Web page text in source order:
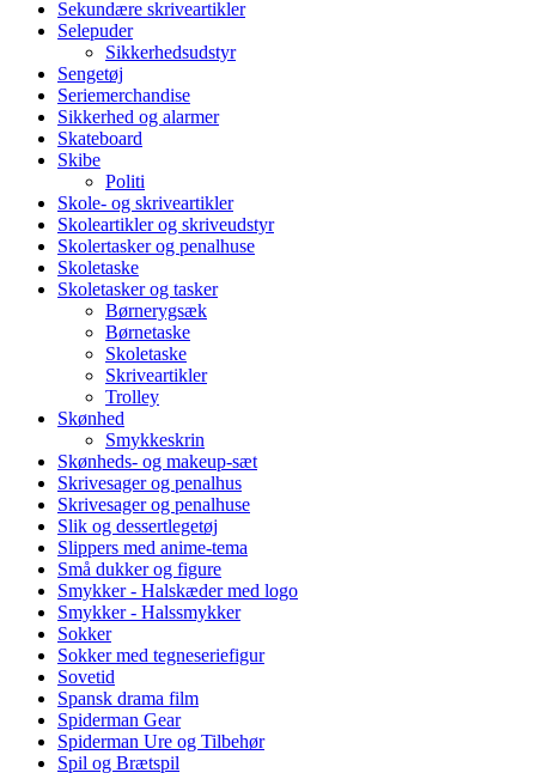
Sekundære skriveartikler
Selepuder
Sikkerhedsudstyr
Sengetøj
Seriemerchandise
Sikkerhed og alarmer
Skateboard
Skibe
Politi
Skole- og skriveartikler
Skoleartikler og skriveudstyr
Skolertasker og penalhuse
Skoletaske
Skoletasker og tasker
Børnerygsæk
Børnetaske
Skoletaske
Skriveartikler
Trolley
Skønhed
Smykkeskrin
Skønheds- og makeup-sæt
Skrivesager og penalhus
Skrivesager og penalhuse
Slik og dessertlegetøj
Slippers med anime-tema
Små dukker og figure
Smykker - Halskæder med logo
Smykker - Halssmykker
Sokker
Sokker med tegneseriefigur
Sovetid
Spansk drama film
Spiderman Gear
Spiderman Ure og Tilbehør
Spil og Brætspil